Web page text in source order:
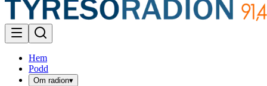
Hem
Podd
Om radion▾